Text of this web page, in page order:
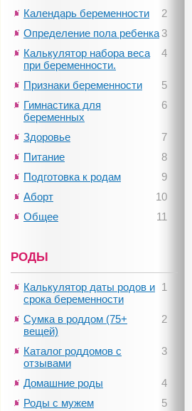
2
Календарь беременности
3
Определение пола ребенка
4
Калькулятор набора веса
при беременности.
5
Признаки беременности
6
Гимнастика для
беременных
7
Здоровье
8
Питание
9
Подготовка к родам
10
Аборт
11
Общее
РОДЫ
1
Калькулятор даты родов и
срока беременности
2
Сумка в роддом (75+
вещей)
3
Каталог роддомов с
отзывами
4
Домашние роды
5
Роды с мужем